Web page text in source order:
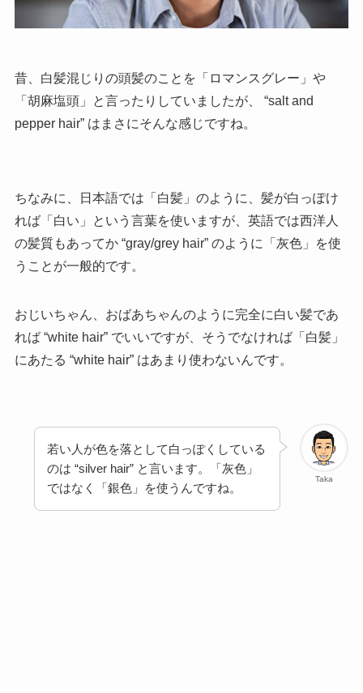
昔、白髪混じりの頭髪のことを「ロマンスグレー」や
「胡麻塩頭」と言ったりしていましたが、 “salt and
pepper hair” はまさにそんな感じですね。
ちなみに、日本語では「白髪」のように、髪が白っぽけ
れば「白い」という言葉を使いますが、英語では西洋人
の髪質もあってか “gray/grey hair” のように「灰色」を使
うことが一般的です。
おじいちゃん、おばあちゃんのように完全に白い髪であ
れば “white hair” でいいですが、そうでなければ「白髪」
にあたる “white hair” はあまり使わないんです。
Taka
若い人が色を落として白っぽくしている
のは “silver hair” と言います。「灰色」
ではなく「銀色」を使うんですね。